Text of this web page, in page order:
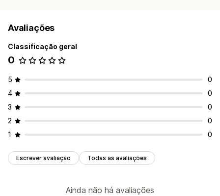
Avaliações
Classificação geral
0
5
0
4
0
3
0
2
0
1
0
Escrever avaliação Todas as avaliações
Ainda não há avaliações